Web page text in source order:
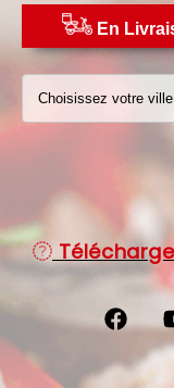
DISTRIBUTEUR
En